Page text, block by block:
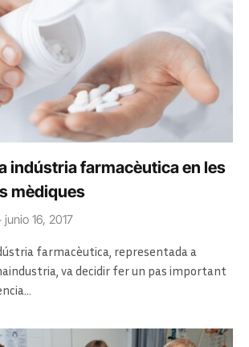
indústria farmacèutica en les
mèdiques
junio 16, 2017
farmacèutica, representada a
va decidir fer un pas important